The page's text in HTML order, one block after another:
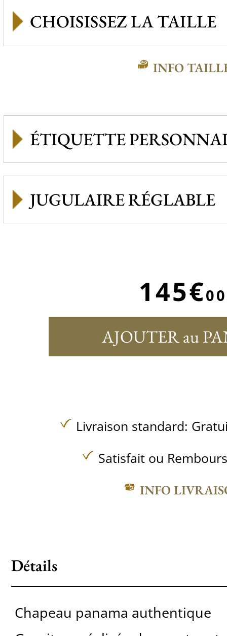
INFO
ÉTIQUETTE
JUGULAIRE RÉGLABLE
145€00
AJOUTER au
Livraison standard:
Satisfait ou
INFO
Détails
Chapeau panama authentique